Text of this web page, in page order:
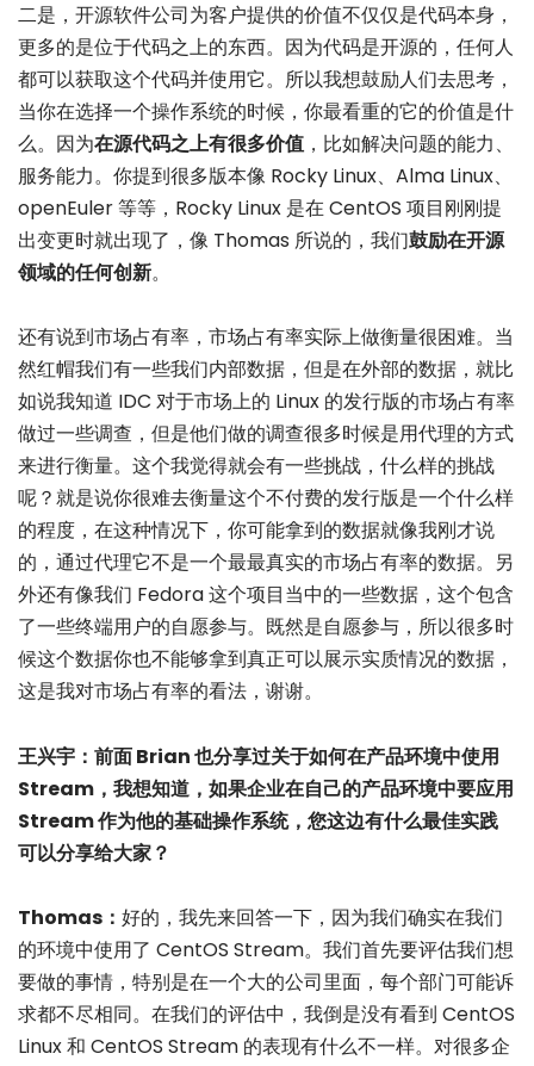
二是，开源软件公司为客户提供的价值不仅仅是代码本身，
更多的是位于代码之上的东西。因为代码是开源的，任何人
都可以获取这个代码并使用它。所以我想鼓励人们去思考，
当你在选择一个操作系统的时候，你最看重的它的价值是什
么。因为在源代码之上有很多价值，比如解决问题的能力、
服务能力。你提到很多版本像 Rocky Linux、Alma Linux、
openEuler 等等，Rocky Linux 是在 CentOS 项目刚刚提
出变更时就出现了，像 Thomas 所说的，我们鼓励在开源
领域的任何创新。
还有说到市场占有率，市场占有率实际上做衡量很困难。当
然红帽我们有一些我们内部数据，但是在外部的数据，就比
如说我知道 IDC 对于市场上的 Linux 的发行版的市场占有率
做过一些调查，但是他们做的调查很多时候是用代理的方式
来进行衡量。这个我觉得就会有一些挑战，什么样的挑战
呢？就是说你很难去衡量这个不付费的发行版是一个什么样
的程度，在这种情况下，你可能拿到的数据就像我刚才说
的，通过代理它不是一个最最真实的市场占有率的数据。另
外还有像我们 Fedora 这个项目当中的一些数据，这个包含
了一些终端用户的自愿参与。既然是自愿参与，所以很多时
候这个数据你也不能够拿到真正可以展示实质情况的数据，
这是我对市场占有率的看法，谢谢。
王兴宇：前面 Brian 也分享过关于如何在产品环境中使用
Stream，我想知道，如果企业在自己的产品环境中要应用
Stream 作为他的基础操作系统，您这边有什么最佳实践
可以分享给大家？
Thomas： 好的，我先来回答一下，因为我们确实在我们
的环境中使用了 CentOS Stream。我们首先要评估我们想
要做的事情，特别是在一个大的公司里面，每个部门可能诉
求都不尽相同。在我们的评估中，我倒是没有看到 CentOS
Linux 和 CentOS Stream 的表现有什么不一样。对很多企